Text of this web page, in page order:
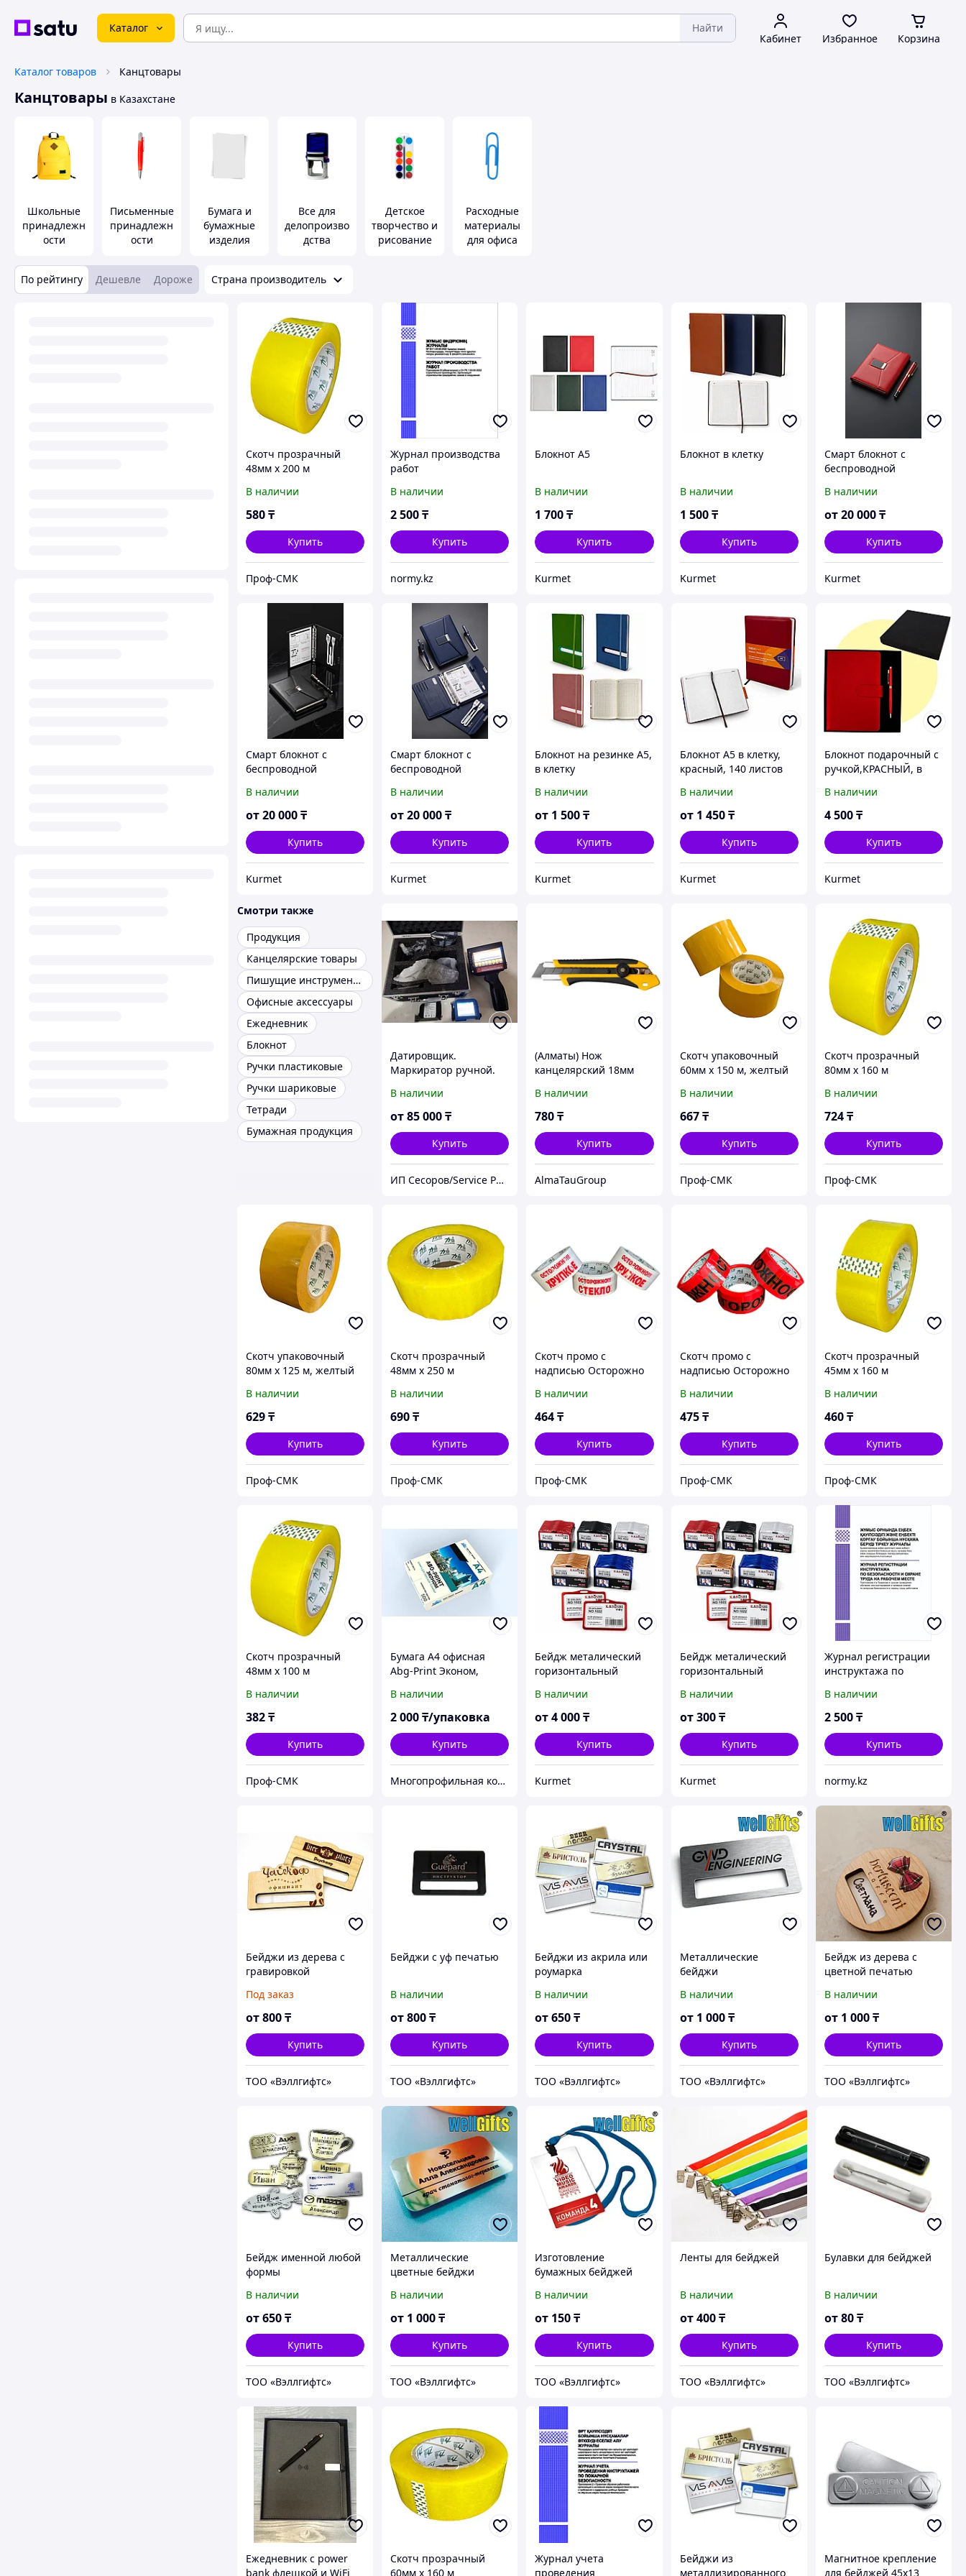
Каталог Найти
Кабинет Избранное Корзина
Каталог товаров Канцтовары
Канцтовары в Казахстане
Школьные
принадлежн
ости
Письменные
принадлежн
ости
Бумага и
бумажные
изделия
Все для
делопроизво
дства
Детское
творчество и
рисование
Расходные
материалы
для офиса
По рейтингу Дешевле Дороже Страна производитель
Скотч прозрачный
48мм х 200 м
В наличии
580₸
Купить
Проф-СМК
Журнал производства
работ
В наличии
2 500₸
Купить
normy.kz
Блокнот А5
В наличии
1 700₸
Купить
Kurmet
Блокнот в клетку
В наличии
1 500 ₸
Купить
Kurmet
Смарт блокнот с
беспроводной
В наличии
от20 000₸
Купить
Kurmet
Смарт блокнот с
беспроводной
В наличии
от20 000₸
Купить
Kurmet
Смарт блокнот с
беспроводной
В наличии
от20 000₸
Купить
Kurmet
Блокнот на резинке А5,
в клетку
В наличии
от 1 500₸
Купить
Kurmet
Блокнот А5 в клетку,
красный, 140 листов
В наличии
от 1 450 ₸
Купить
Kurmet
Блокнот подарочный с
ручкой,КРАСНЫЙ, в
В наличии
4 500₸
Купить
Kurmet
Смотри также
Продукция
Канцелярские товары
Пишущие инструменты
Офисные аксессуары
Ежедневник
Блокнот
Ручки пластиковые
Ручки шариковые
Тетради
Бумажная продукция
Датировщик.
Маркиратор ручной.
В наличии
от85 000₸
Купить
ИП Сесоров/Service Pack
(Алматы) Нож
канцелярский 18мм
В наличии
780₸
Купить
AlmaTauGroup
Скотч упаковочный
60мм х 150 м, желтый
В наличии
667 ₸
Купить
Проф-СМК
Скотч прозрачный
80мм х 160 м
В наличии
724₸
Купить
Проф-СМК
Скотч упаковочный
80мм х 125 м, желтый
В наличии
629₸
Купить
Проф-СМК
Скотч прозрачный
48мм х 250 м
В наличии
690₸
Купить
Проф-СМК
Скотч промо с
надписью Осторожно
хрупкое
В наличии
464₸
Купить
Проф-СМК
Скотч промо с
надписью Осторожно
В наличии
475 ₸
Купить
Проф-СМК
Скотч прозрачный
45мм х 160 м
В наличии
460₸
Купить
Проф-СМК
Скотч прозрачный
48мм х 100 м
В наличии
382₸
Купить
Проф-СМК
Бумага А4 офисная
Abg-Print Эконом,
В наличии
2 000₸/упаковка
Купить
Многопрофильная компания "C&D Business"
Бейдж металический
горизонтальный
В наличии
от4 000₸
Купить
Kurmet
Бейдж металический
горизонтальный
В наличии
от 300 ₸
Купить
Kurmet
Журнал регистрации
инструктажа по
труда
В наличии
2 500₸
Купить
normy.kz
Бейджи из дерева с
гравировкой
Под заказ
от800₸
Купить
ТОО «Вэллгифтс»
Бейджи с уф печатью
В наличии
от800₸
Купить
ТОО «Вэллгифтс»
Бейджи из акрила или
роумарка
В наличии
от650₸
Купить
ТОО «Вэллгифтс»
Металлические
бейджи
В наличии
от 1 000 ₸
Купить
ТОО «Вэллгифтс»
Бейдж из дерева с
цветной печатью
В наличии
от 1 000₸
Купить
ТОО «Вэллгифтс»
Бейдж именной любой
формы
В наличии
от650₸
Купить
ТОО «Вэллгифтс»
Металлические
цветные бейджи
В наличии
от 1 000₸
Купить
ТОО «Вэллгифтс»
Изготовление
бумажных бейджей
В наличии
от 150₸
Купить
ТОО «Вэллгифтс»
Ленты для бейджей
В наличии
от 400 ₸
Купить
ТОО «Вэллгифтс»
Булавки для бейджей
В наличии
от80₸
Купить
ТОО «Вэллгифтс»
Ежедневник с power
bank флешкой и WiFi
Скотч прозрачный
60мм х 160 м
Журнал учета
проведения
Бейджи из
металлизированного
Магнитное крепление
для бейджей 45х13